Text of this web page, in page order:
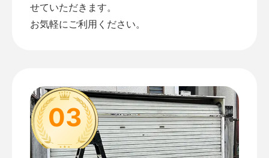
せていただきます。
お気軽にご利用ください。
03